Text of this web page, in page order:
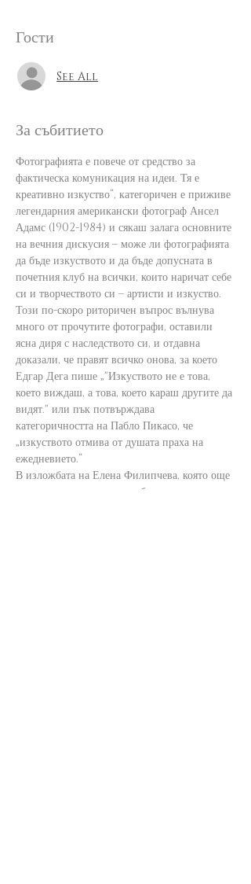
Гости
See All
За събитието
Фотографията е повече от средство за
фактическа комуникация на идеи. Тя е
креативно изкуство“, категоричен е приживе
легендарния американски фотограф Ансел
Адамс (1902-1984) и сякаш залага основните
на вечния дискусия – може ли фотографията
да бъде изкуството и да бъде допусната в
почетния клуб на всички, които наричат себе
си и творчеството си – артисти и изкуство.
Този по-скоро риторичен въпрос вълнува
много от прочутите фотографи, оставили
ясна диря с наследството си, и отдавна
доказали, че правят всичко онова, за което
Едгар Дега пише „"Изкуството не е това,
което виждаш, а това, което караш другите да
видят." или пък потвърждава
категоричността на Пабло Пикасо, че
„изкуството отмива от душата праха на
ежедневието.“
В изложбата на Елена Филипчева, която още
в заглавието си задава свободата на